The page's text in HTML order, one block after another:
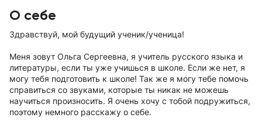
О себе
Здравствуй, мой будущий ученик/ученица!
Меня зовут Ольга Сергеевна, я учитель русского языка и
литературы, если ты уже учишься в школе. Если же нет, я
могу тебя подготовить к школе! Так же я могу тебе помочь
справиться со звуками, которые ты никак не можешь
научиться произносить. Я очень хочу с тобой подружиться,
поэтому немного расскажу о себе.